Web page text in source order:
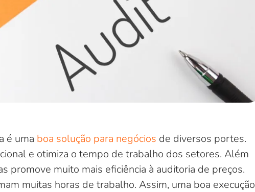
é uma boa solução para negócios de diversos portes.
e otimiza o tempo de trabalho dos setores. Além
promove muito mais eficiência à auditoria de preços.
muitas horas de trabalho. Assim, uma boa execução